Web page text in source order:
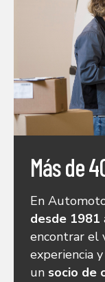
Más de
En
desde 1981
encontrar el
experiencia
un socio de